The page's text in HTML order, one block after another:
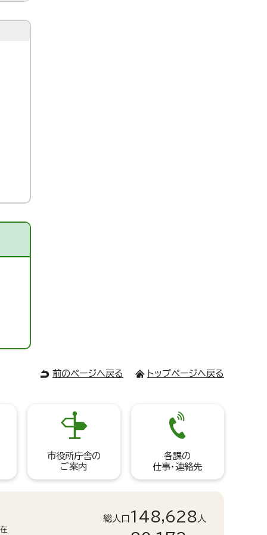
前のページへ戻る トップページへ戻る
市役所庁舎の
ご案内
各課の
仕事・連絡先
総人口 148,628 人